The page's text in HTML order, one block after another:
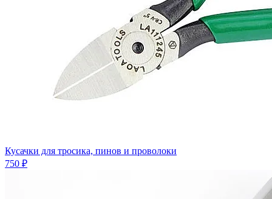
Кусачки для тросика, пинов и проволоки
750 ₽